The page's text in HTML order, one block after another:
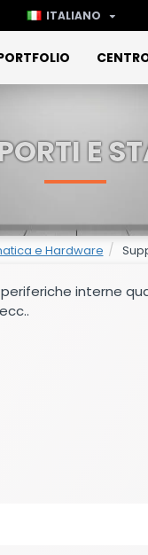
ITALIANO
e Hardware
E
interne